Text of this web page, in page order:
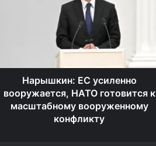
Нарышкин: ЕС усиленно
вооружается, НАТО готовится к
масштабному вооруженному
конфликту